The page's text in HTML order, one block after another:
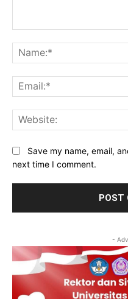
Save my name, email,
next time I comment.
-